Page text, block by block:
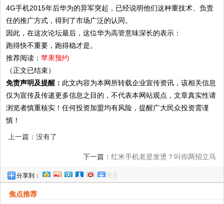
4G手机2015年后华为的异军突起，已经说明他们这种重技术、负责
任的推广方式，得到了市场广泛的认同。
因此，在这次论坛最后，这位华为高管意味深长的表示：
跑得快不重要，跑得稳才是。
推荐阅读：苹果预约
（正文已结束）
免责声明及提醒： 此文内容为本网所转载企业宣传资讯，该相关信息
仅为宣传及传递更多信息之目的，不代表本网站观点，文章真实性请
浏览者慎重核实！任何投资加盟均有风险，提醒广大民众投资需谨
慎！
上一篇：没有了
下一篇： 红米手机老是发烫？叫你两招立马
分享到： 更多
焦点推荐